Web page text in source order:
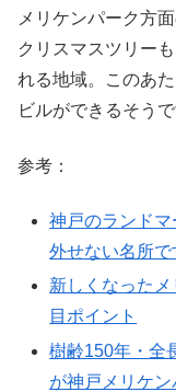
メリケンパーク方
クリスマスツリー
れる地域。このあ
ビルができるそうで
参考：
神戸のランド
外せない名所で
新しくなった
目ポイント
樹齢150年・全
が神戸メリケ